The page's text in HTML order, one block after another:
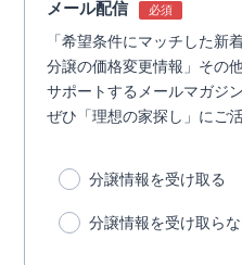
メール配信 必須
「希望条件にマッチした新
分譲の価格変更情報」その
サポートするメールマガジ
ぜひ「理想の家探し」にご
分譲情報を受け取る
分譲情報を受け取ら